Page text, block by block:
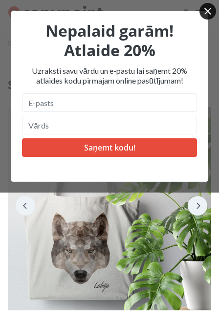
Produkcija Dāvanas
Latvijas dzivnieki
Somas ar dzivniekiem
Somas ar dzivniekiem
Nepalaid garām!
Atlaide 20%
Uzraksti savu vārdu un e-pastu lai saņemt 20%
atlaides kodu pirmajam online pasūtījumam!